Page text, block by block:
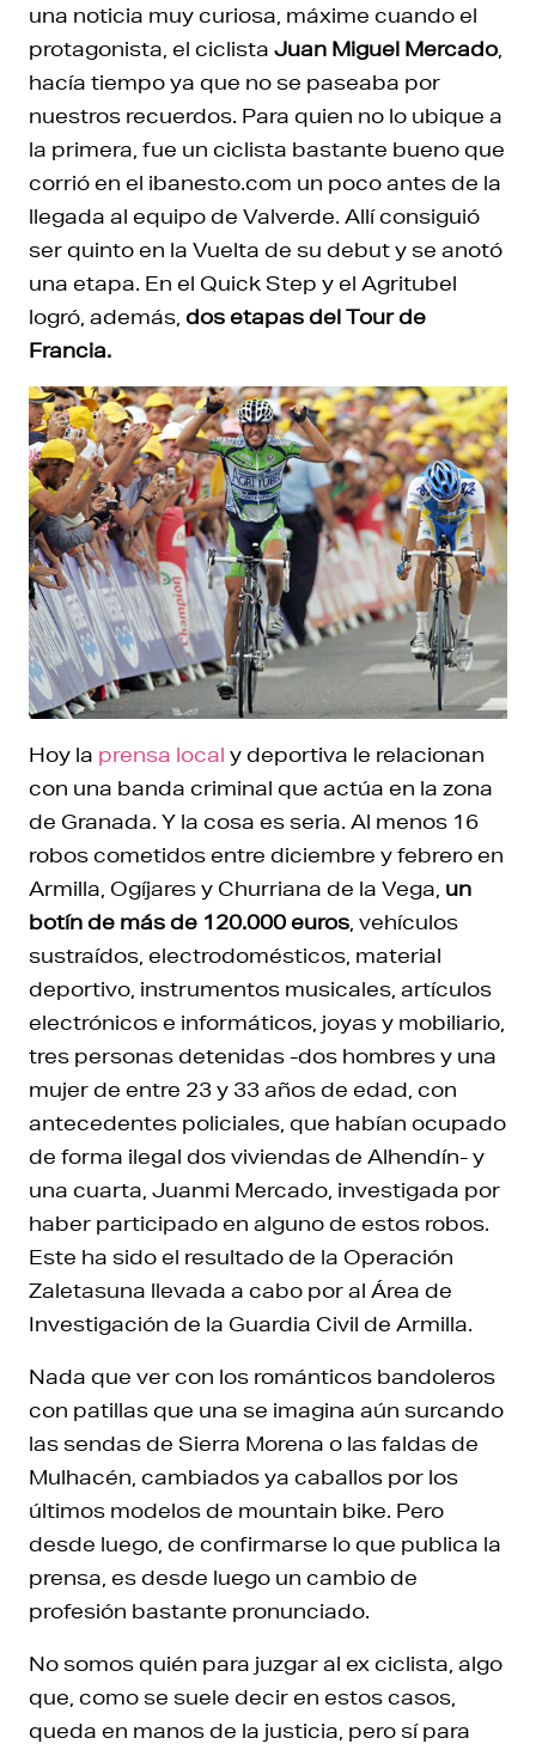
una noticia muy curiosa, máxime cuando el
protagonista, el ciclista Juan Miguel Mercado
hacía tiempo ya que no se paseaba por
nuestros recuerdos. Para quien no lo ubique a
la primera, fue un ciclista bastante bueno que
corrió en el ibanesto.com un poco antes de la
llegada al equipo de Valverde. Allí consiguió
ser quinto en la Vuelta de su debut y se anotó
una etapa. En el Quick Step y el Agritubel
logró, además, dos etapas del Tour de
Francia.
Hoy la prensa local y deportiva le relacionan
con una banda criminal que actúa en la zona
de Granada. Y la cosa es seria. Al menos 16
robos cometidos entre diciembre y febrero en
Armilla, Ogíjares y Churriana de la Vega, un
botín de más de 120.000 euros , vehículos
sustraídos, electrodomésticos, material
deportivo, instrumentos musicales, artículos
electrónicos e informáticos, joyas y mobiliario,
tres personas detenidas -dos hombres y una
mujer de entre 23 y 33 años de edad, con
antecedentes policiales, que habían ocupado
de forma ilegal dos viviendas de Alhendín- y
una cuarta, Juanmi Mercado, investigada por
haber participado en alguno de estos robos.
Este ha sido el resultado de la Operación
Zaletasuna llevada a cabo por al Área de
Investigación de la Guardia Civil de Armilla.
Nada que ver con los románticos bandoleros
con patillas que una se imagina aún surcando
las sendas de Sierra Morena o las faldas de
Mulhacén, cambiados ya caballos por los
últimos modelos de mountain bike. Pero
desde luego, de confirmarse lo que publica la
prensa, es desde luego un cambio de
profesión bastante pronunciado.
No somos quién para juzgar al ex ciclista, algo
que, como se suele decir en estos casos,
queda en manos de la justicia, pero sí para